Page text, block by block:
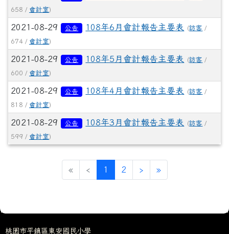
658 / 會計室)
2021-08-29 公告 108年6月會計報告主要表 (訪客 /
674 / 會計室)
2021-08-29 公告 108年5月會計報告主要表 (訪客 /
600 / 會計室)
2021-08-29 公告 108年4月會計報告主要表 (訪客 /
818 / 會計室)
2021-08-29 公告 108年3月會計報告主要表 (訪客 /
599 / 會計室)
« ‹ 1 (current)
2 › »
桃園市平鎮區東安國民小學